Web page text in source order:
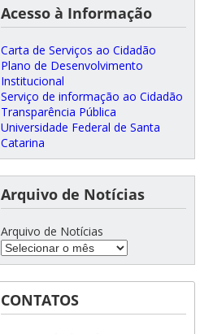
Acesso à Informação
Carta de Serviços ao Cidadão
Plano de Desenvolvimento
Institucional
Serviço de informação ao Cidadão
Transparência Pública
Universidade Federal de Santa
Catarina
Arquivo de Notícias
Arquivo de Notícias
CONTATOS